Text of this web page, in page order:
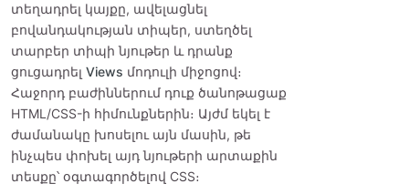
տեղադրել կայքը, ավելացնել
բովանդակության տիպեր, ստեղծել
տարբեր տիպի նյութեր և դրանք
ցուցադրել Views մոդուլի միջոցով։
Հաջորդ բաժիններում դուք ծանոթացաք
HTML/CSS-ի հիմունքներին։ Այժմ եկել է
ժամանակը խոսելու այն մասին, թե
ինչպես փոխել այդ նյութերի արտաքին
տեսքը՝ օգտագործելով CSS։